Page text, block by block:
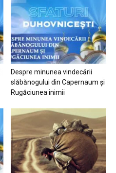
Despre minunea vindecării
slăbănogului din Capernaum și
Rugăciunea inimii